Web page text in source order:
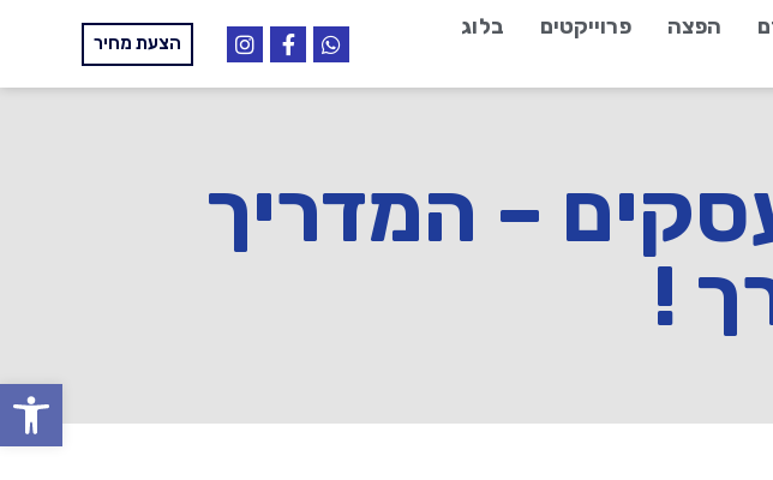
הפצה פרוייקטים
בלוג
הצעת מחיר
– המדריך
!